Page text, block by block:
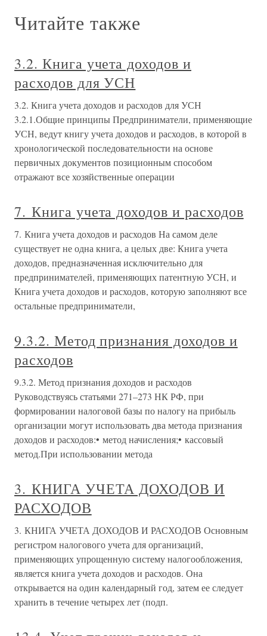
Читайте также
3.2. Книга учета доходов и
расходов для УСН
3.2. Книга учета доходов и расходов для УСН
3.2.1.Общие принципы Предприниматели, применяющие
УСН, ведут книгу учета доходов и расходов, в которой в
хронологической последовательности на основе
первичных документов позиционным способом
отражают все хозяйственные операции
7. Книга учета доходов и расходов
7. Книга учета доходов и расходов На самом деле
существует не одна книга, а целых две: Книга учета
доходов, предназначенная исключительно для
предпринимателей, применяющих патентную УСН, и
Книга учета доходов и расходов, которую заполняют все
остальные предприниматели,
9.3.2. Метод признания доходов и
расходов
9.3.2. Метод признания доходов и расходов
Руководствуясь статьями 271–273 НК РФ, при
формировании налоговой базы по налогу на прибыль
организации могут использовать два метода признания
доходов и расходов:• метод начисления;• кассовый
метод.При использовании метода
3. КНИГА УЧЕТА ДОХОДОВ И
РАСХОДОВ
3. КНИГА УЧЕТА ДОХОДОВ И РАСХОДОВ Основным
регистром налогового учета для организаций,
применяющих упрощенную систему налогообложения,
является книга учета доходов и расходов. Она
открывается на один календарный год, затем ее следует
хранить в течение четырех лет (подп.